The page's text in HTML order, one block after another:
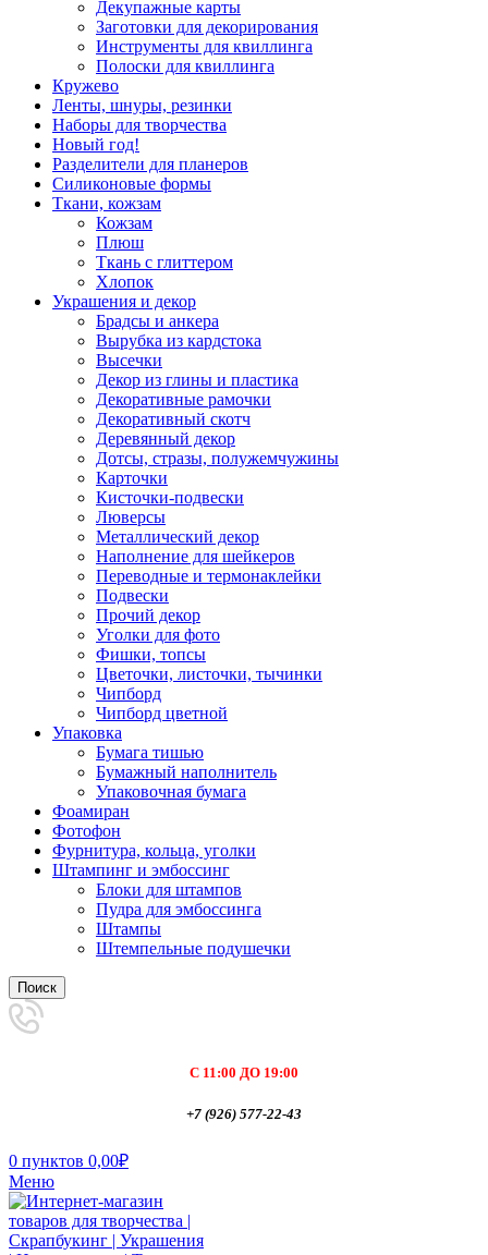
Декупажные карты
Заготовки для декорирования
Инструменты для квиллинга
Полоски для квиллинга
Кружево
Ленты, шнуры, резинки
Наборы для творчества
Новый год!
Разделители для планеров
Силиконовые формы
Ткани, кожзам
Кожзам
Плюш
Ткань с глиттером
Хлопок
Украшения и декор
Брадсы и анкера
Вырубка из кардстока
Высечки
Декор из глины и пластика
Декоративные рамочки
Декоративный скотч
Деревянный декор
Дотсы, стразы, полужемчужины
Карточки
Кисточки-подвески
Люверсы
Металлический декор
Наполнение для шейкеров
Переводные и термонаклейки
Подвески
Прочий декор
Уголки для фото
Фишки, топсы
Цветочки, листочки, тычинки
Чипборд
Чипборд цветной
Упаковка
Бумага тишью
Бумажный наполнитель
Упаковочная бумага
Фоамиран
Фотофон
Фурнитура, кольца, уголки
Штампинг и эмбоссинг
Блоки для штампов
Пудра для эмбоссинга
Штампы
Штемпельные подушечки
Поиск
С 11:00 ДО 19:00
+7 (926) 577-22-43
0 пунктов 0,00₽
Меню